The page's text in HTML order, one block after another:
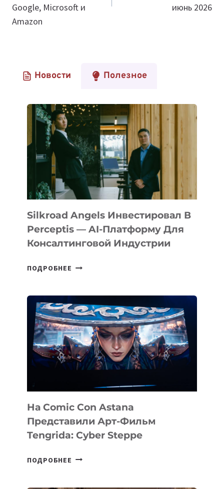
Google, Microsoft и
Amazon
июнь 2026
Новости Полезное
Silkroad Angels Инвестировал В
Perceptis — AI-Платформу Для
Консалтинговой Индустрии
ПОДРОБНЕЕ SILKROAD
В
PERCEPTIS
—
AI-
ПЛАТФОРМУ
ДЛЯ
ИНДУСТРИИ
На Comic Con Astana
Представили Арт-Фильм
Tengrida: Cyber Steppe
ПОДРОБНЕЕ НА